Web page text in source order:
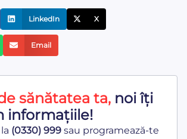
LinkedIn X
Email
sănătatea ta, noi îți
informațiile!
(0330) 999 sau programează-te